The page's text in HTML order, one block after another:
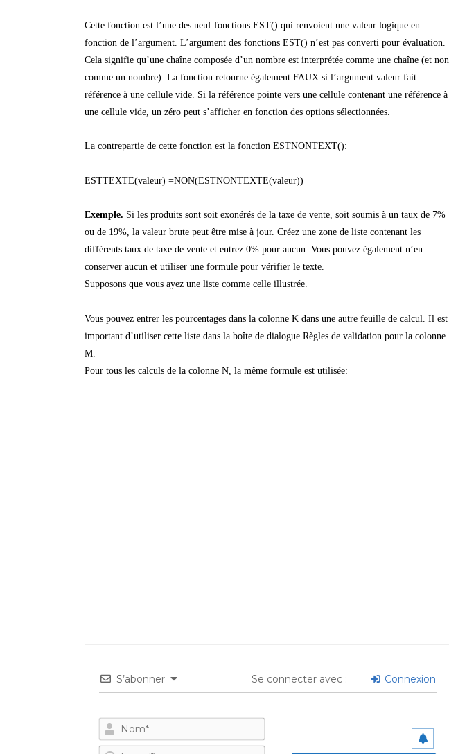
Cette fonction est l’une des neuf fonctions EST() qui renvoient une valeur logique en
fonction de l’argument. L’argument des fonctions EST() n’est pas converti pour évaluation.
Cela signifie qu’une chaîne composée d’un nombre est interprétée comme une chaîne (et non
comme un nombre). La fonction retourne également FAUX si l’argument valeur fait
référence à une cellule vide. Si la référence pointe vers une cellule contenant une référence à
une cellule vide, un zéro peut s’afficher en fonction des options sélectionnées.
La contrepartie de cette fonction est la fonction ESTNONTEXT():
ESTTEXTE(valeur) =NON(ESTNONTEXTE(valeur))
Exemple. Si les produits sont soit exonérés de la taxe de vente, soit soumis à un taux de 7%
ou de 19%, la valeur brute peut être mise à jour. Créez une zone de liste contenant les
différents taux de taxe de vente et entrez 0% pour aucun. Vous pouvez également n’en
conserver aucun et utiliser une formule pour vérifier le texte.
Supposons que vous ayez une liste comme celle illustrée.
Vous pouvez entrer les pourcentages dans la colonne K dans une autre feuille de calcul. Il est
important d’utiliser cette liste dans la boîte de dialogue Règles de validation pour la colonne
M.
Pour tous les calculs de la colonne N, la même formule est utilisée:
S’abonner Se connecter avec : Connexion
Nom*
E-